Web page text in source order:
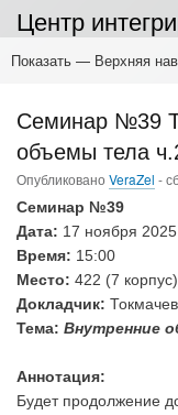
Центр
Верхняя
Показать — Верхняя
Главная
Основные публикации
Конференции
Мероприятия
Научные семинары
Мероприятия для
Мероприятия для
Семинары для
Семинар №39
объемы тела
Опубликовано VeraZel -
Семинар №39
Дата: 17 ноября
Время: 15:00
Место: 422 (7 корпус)
Докладчик:
Тема: Внутренние
Аннотация:
Будет продолжение